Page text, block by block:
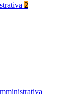
2